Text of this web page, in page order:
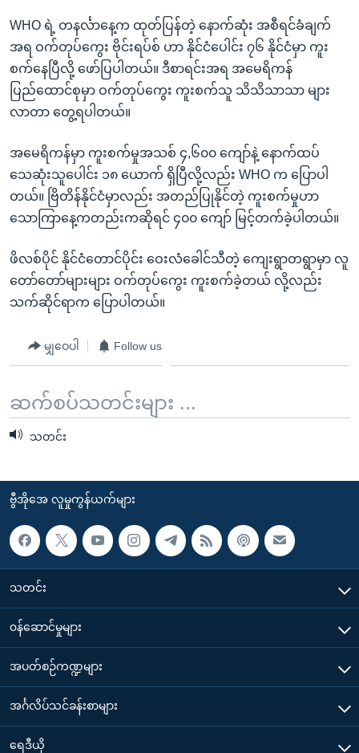
စာမျက်နှာ
သို့
သို့
ကျော်
ရန်
ရုပ်ရှင်ထဲက အင်္ဂလိပ်စာ
သုတပဒေသာ အင်္ဂလိပ်စာ
တီဗွီ
ရေဒီယို/တီဗွီအစီအစဉ်
Learning English
ဗွီအိုအေ လူမှုကွန်ယက်များ
ဘာသာစကားများ
WHO ရဲ့ တနင်္လာနေ့က ထုတ်ပြန်တဲ့ နောက်ဆုံး အစီရင်ခံချက်
အရ ဝက်တုပ်ကွေး ဗိုင်းရပ်စ် ဟာ နိုင်ငံပေါင်း ၇၆ နိုင်ငံမှာ ကူး
စက်နေပြီလို့ ဖော်ပြပါတယ်။ ဒီစာရင်းအရ အမေရိကန်
ပြည်ထောင်စုမှာ ဝက်တုပ်ကွေး ကူးစက်သူ သိသိသာသာ များ
လာတာ တွေ့ရပါတယ်။
အမေရိကန်မှာ ကူးစက်မှုအသစ် ၄,၆၀၀ ကျော်နဲ့ နောက်ထပ်
သေဆုံးသူပေါင်း ၁၈ ယောက် ရှိပြီလို့လည်း WHO က ပြောပါ
တယ်။ ဗြိတိန်နိုင်ငံမှာလည်း အတည်ပြုနိုင်တဲ့ ကူးစက်မှုဟာ
သောကြာနေ့ကတည်းကဆိုရင် ၄၀၀ ကျော် မြင့်တက်ခဲ့ပါတယ်။
ဖိလစ်ပိုင် နိုင်ငံတောင်ပိုင်း ဝေးလံခေါင်သီတဲ့ ကျေးရွာတရွာမှာ လူ
တော်တော်များများ ဝက်တုပ်ကွေး ကူးစက်ခဲ့တယ် လို့လည်း
သက်ဆိုင်ရာက ပြောပါတယ်။
မျှဝေပါ Follow us
ဆက်စပ်သတင်းများ ...
သတင်း
ဗွီအိုအေ လူမှုကွန်ယက်များ
သတင်း
၀န်ဆောင်မှုများ
အပတ်စဉ်ကဏ္ဍများ
အင်္ဂလိပ်သင်ခန်းစာများ
ရေဒီယို